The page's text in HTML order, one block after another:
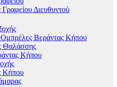
Διευθυντού
Ομπρέλες Βεράντας Κήπου
Θαλάσσης
Κήπου
Κήπου